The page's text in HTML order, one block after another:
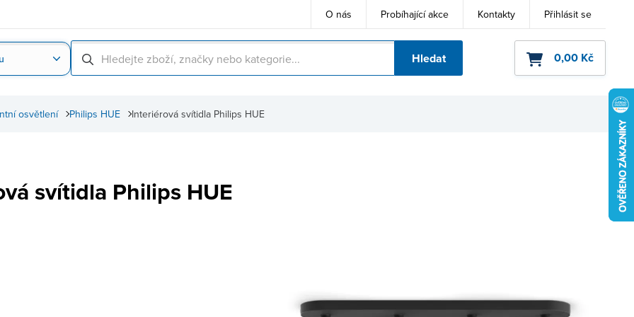
O nás Probíhající akce Kontakty Přihlásit se
Hledat 0,00 Kč
Interiérová svítidla Philips HUE
Philips HUE
osvětlení
svítidla Philips HUE